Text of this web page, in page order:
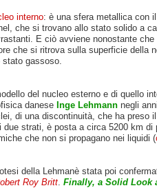
interno: è una sfera metallica con
che si trovano allo stato solido a
E ciò avviene nonostante
che si ritrova sulla superficie della
stato gassoso.
del nucleo esterno e di quello
danese Inge Lehmannnegli
di una discontinuità, che ha preso il
due strati, è posta a circa 5200 km
che non si propagano nei liquidi (
della Lehmanè stata poi
Roy Britt. Finally, a Solid Look